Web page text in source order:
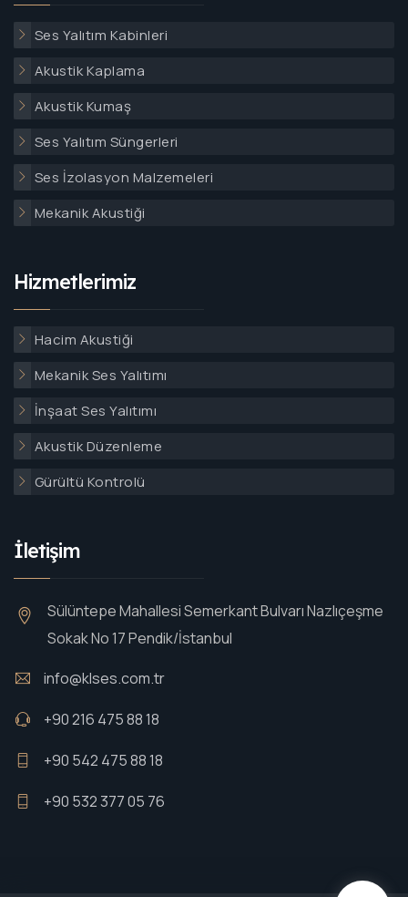
Ses Yalıtım Kabinleri
Akustik Kaplama
Akustik Kumaş
Ses Yalıtım Süngerleri
Ses İzolasyon Malzemeleri
Mekanik Akustiği
Hizmetlerimiz
Hacim Akustiği
Mekanik Ses Yalıtımı
İnşaat Ses Yalıtımı
Akustik Düzenleme
Gürültü Kontrolü
İletişim
Sülüntepe Mahallesi Semerkant Bulvarı Nazlıçeşme
Sokak No 17 Pendik/İstanbul
info@klses.com.tr
+90 216 475 88 18
+90 542 475 88 18
+90 532 377 05 76